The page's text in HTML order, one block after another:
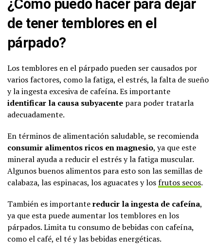
¿Cómo puedo hacer para dejar
de tener temblores en el
párpado?
Los temblores en el párpado pueden ser causados por
varios factores, como la fatiga, el estrés, la falta de sueño
y la ingesta excesiva de cafeína. Es importante
identificar la causa subyacente para poder tratarla
adecuadamente.
En términos de alimentación saludable, se recomienda
consumir alimentos ricos en magnesio, ya que este
mineral ayuda a reducir el estrés y la fatiga muscular.
Algunos buenos alimentos para esto son las semillas de
calabaza, las espinacas, los aguacates y losfrutos secos.
También es importantereducir la ingesta de cafeína,
ya que esta puede aumentar los temblores en los
párpados. Limita tu consumo de bebidas con cafeína,
como el café, el té y las bebidas energéticas.